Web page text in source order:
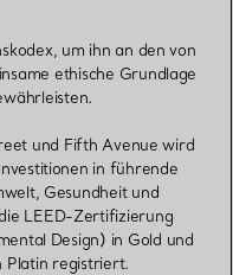
um ihn an den von
ethische Grundlage
und Fifth Avenue wird
in führende
Gesundheit und
LEED-Zertifizierung
Design) in Gold und
Platin registriert.